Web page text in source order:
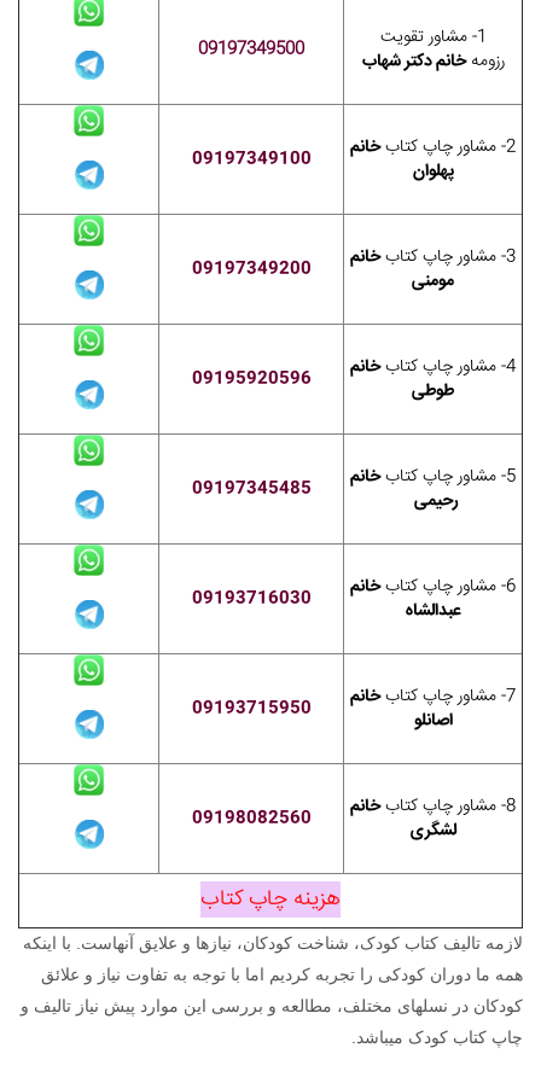
1- مشاور تقویت
رزومهخانم دکتر شهاب 09197349500
2- مشاور چاپ کتاب
خانم
پهلوان
09197349100
3- مشاور چاپ کتاب
خانم
مومنی
09197349200
4- مشاور چاپ کتاب
خانم
طوطی
09195920596
5- مشاور چاپ کتاب
خانم
رحیمی
09197345485
6- مشاور چاپ کتاب
خانم
عبدالشاه
09193716030
7- مشاور چاپ کتاب
خانم
اصانلو
09193715950
8- مشاور چاپ کتاب
خانم
لشگری
09198082560
هزینه چاپ کتاب
لازمه تالیف کتاب کودک، شناخت کودکان، نیازها و علایق آنهاست. با اینکه
همه ما دوران کودکی را تجربه کردیم اما با توجه به تفاوت نیاز و علائق
کودکان در نسلهای مختلف، مطالعه و بررسی این موارد پیش نیاز تالیف و
چاپ کتاب کودک میباشد.